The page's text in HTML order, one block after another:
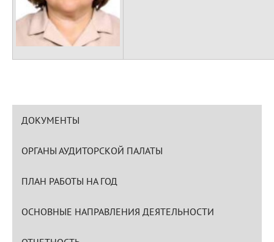
ДОКУМЕНТЫ
ОРГАНЫ АУДИТОРСКОЙ ПАЛАТЫ
ПЛАН РАБОТЫ НА ГОД
ОСНОВНЫЕ НАПРАВЛЕНИЯ ДЕЯТЕЛЬНОСТИ